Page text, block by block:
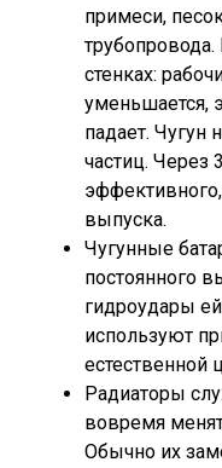
примеси,
стенках:
уменьшается,
падает. Чугун
частиц. Через
выпуска.
Чугунные
постоянного
гидроудары
используют
естественной
Радиаторы
вовремя
Обычно их